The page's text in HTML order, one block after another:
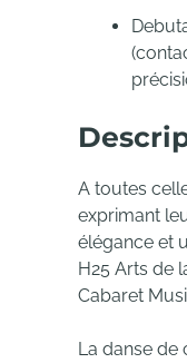
A toutes
exprimant
élégance et
H25 Arts de
Cabaret
La danse de